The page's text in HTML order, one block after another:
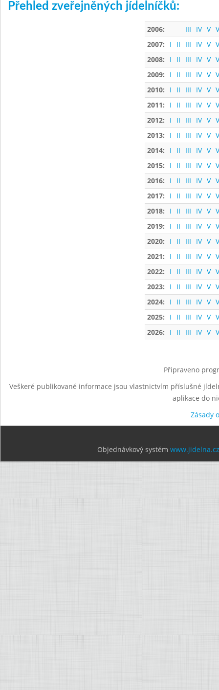
Přehled zveřejněných jídelníčků:
2006: III IV V
2007:
I II III IV V
2008:
I II III IV V
2009:
I II III IV V
2010:
I II III IV V
2011:
I II III IV V
2012:
I II III IV V
2013:
I II III IV V
2014:
I II III IV V
2015:
I II III IV V
2016:
I II III IV V
2017:
I II III IV V
2018:
I II III IV V
2019:
I II III IV V
2020:
I II III IV V
2021:
I II III IV V
2022:
I II III IV V
2023:
I II III IV V
2024:
I II III IV V
2025:
I II III IV V
2026:
I II III IV V
Připraveno
Veškeré publikované informace jsou vlastnictvím příslušné
aplikace do
Zásady
Objednávkový systém www.jidelna.cz